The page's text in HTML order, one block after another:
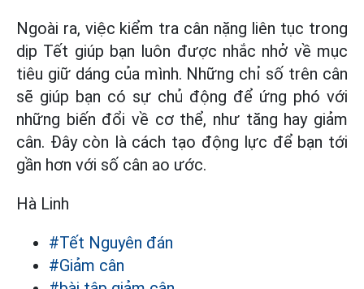
Ngoài ra, việc kiểm tra cân nặng liên tục trong
dịp Tết giúp bạn luôn được nhắc nhở về mục
tiêu giữ dáng của mình. Những chỉ số trên cân
sẽ giúp bạn có sự chủ động để ứng phó với
những biến đổi về cơ thể, như tăng hay giảm
cân. Đây còn là cách tạo động lực để bạn tới
gần hơn với số cân ao ước.
Hà Linh
#Tết Nguyên đán
#Giảm cân